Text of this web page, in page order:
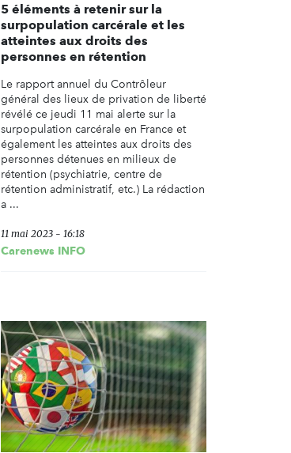
5 éléments à retenir sur la
surpopulation carcérale et les
atteintes aux droits des
personnes en rétention
Le rapport annuel du Contrôleur
général des lieux de privation de liberté
révélé ce jeudi 11 mai alerte sur la
surpopulation carcérale en France et
également les atteintes aux droits des
personnes détenues en milieux de
rétention (psychiatrie, centre de
rétention administratif, etc.) La rédaction
a ...
11 mai 2023 - 16:18
Carenews INFO